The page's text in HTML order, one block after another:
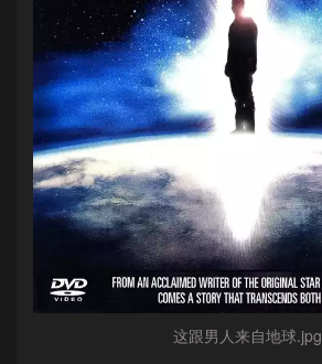
这跟男人来自地球.jpg